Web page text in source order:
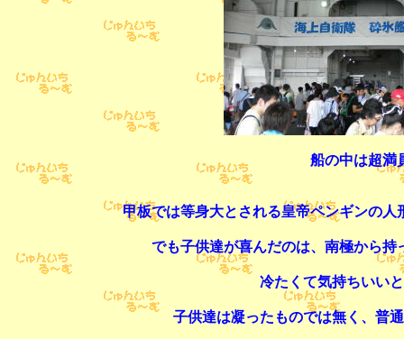
船の中は超満
甲板では等身大とされる皇帝ペンギンの
でも子供達が喜んだのは、南極から持
冷たくて気持ちいい
子供達は凝ったものでは無く、普